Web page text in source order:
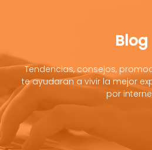
Blog
Tendencias, consejos,
te ayudaran a vivir la mejor
por